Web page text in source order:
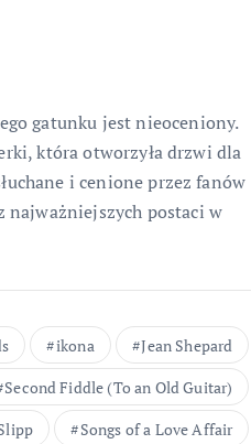
gatunku jest nieoceniony.
która otworzyła drzwi dla
i cenione przez fanów
najważniejszych postaci w
ikona
Jean Shepard
Second Fiddle (To an Old Guitar)
Songs of a Love Affair